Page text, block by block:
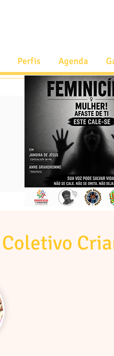
Perfis Agenda
Coletivo